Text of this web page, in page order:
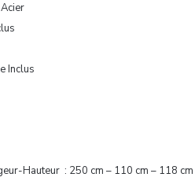
Inclus
Hauteur : 250 cm – 110 cm – 118 cm